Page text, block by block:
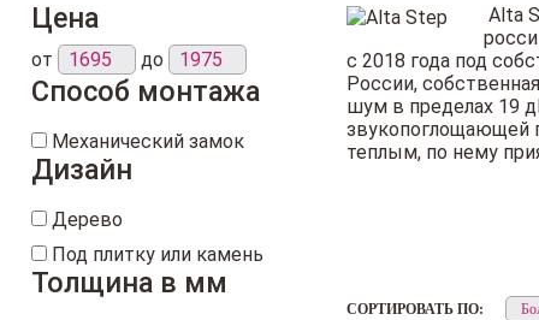
Alta
с 2018 года под
России,
шум в пределах 19
звукопоглощающей
теплым, по нему
СОРТИРОВАТЬ ПО:
Цена
от до
Способ монтажа
Механический замок
Дизайн
Дерево
Под плитку или камень
Толщина в мм